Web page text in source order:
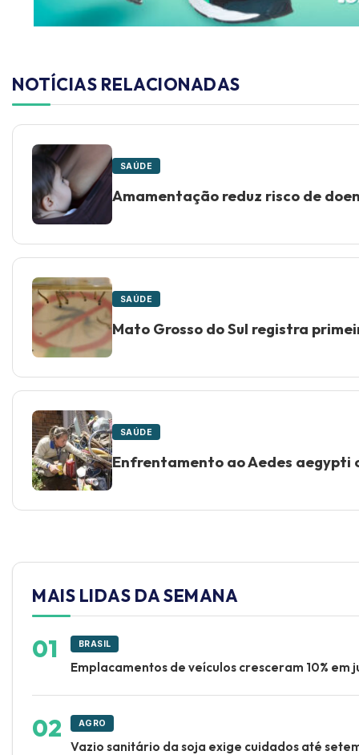
NOTÍCIAS RELACIONADAS
SAÚDE
Amamentação reduz risco de
SAÚDE
Mato Grosso do Sul registra
SAÚDE
Enfrentamento ao Aedes aegypti
MAIS LIDAS DA SEMANA
BRASIL
Emplacamentos de veículos cresceram 10% em
AGRO
Vazio sanitário da soja exige cuidados até